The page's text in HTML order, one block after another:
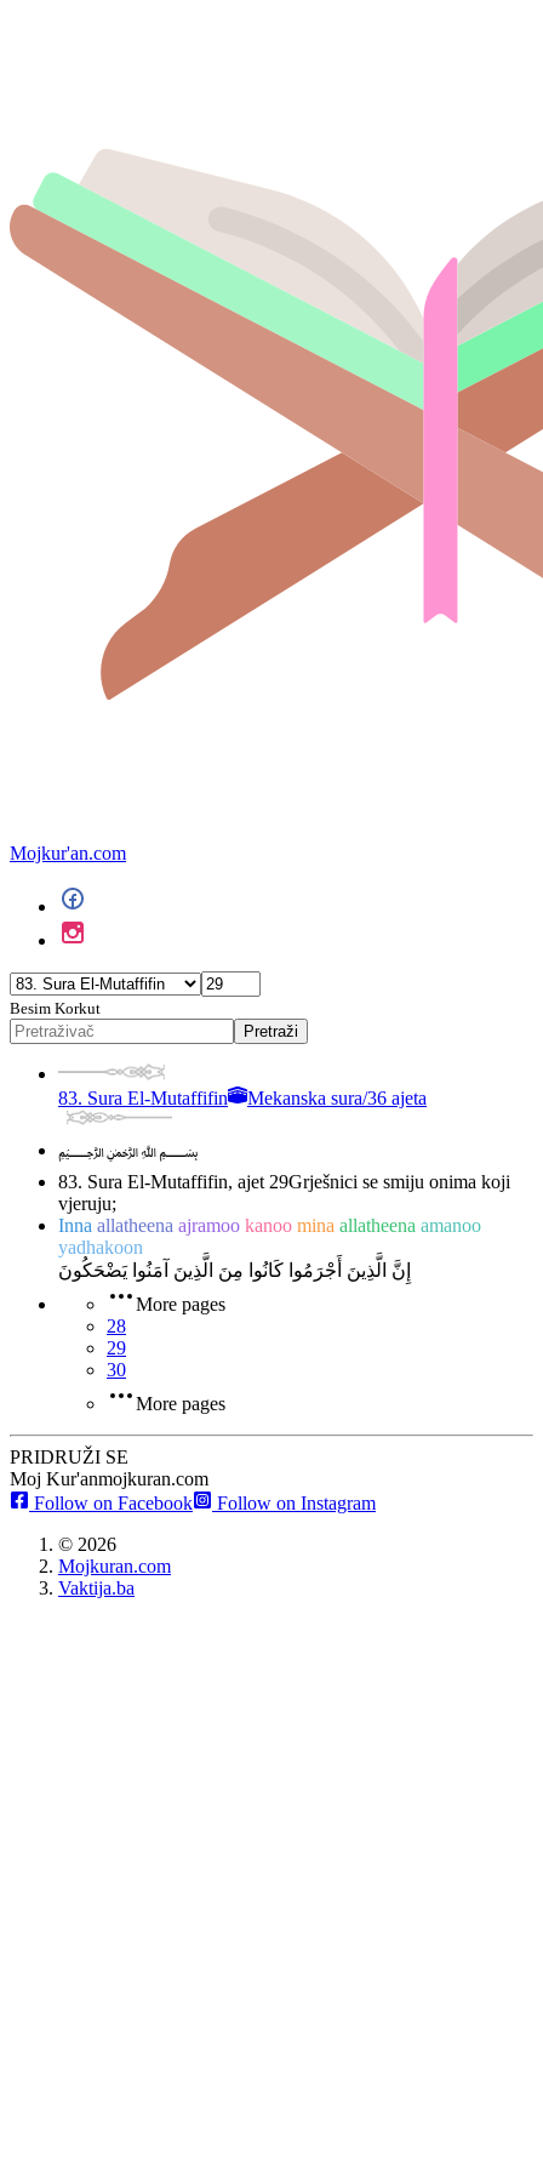
Mojkur'an.com
Besim Korkut
Pretraži
83. Sura El-Mutaffifin Mekanska sura/36 ajeta
﷽
83. Sura El-Mutaffifin, ajet 29Grješnici se smiju onima koji
vjeruju;
Inna allatheena ajramoo kanoo mina allatheena amanoo
yadhakoon
إِنَّ الَّذِينَ أَجْرَمُوا كَانُوا مِنَ الَّذِينَ آمَنُوا يَضْحَكُونَ
More pages
28
29
30
More pages
PRIDRUŽI SE
Moj Kur'anmojkuran.com
Follow on Facebook
Follow on Instagram
© 2026
Mojkuran.com
Vaktija.ba